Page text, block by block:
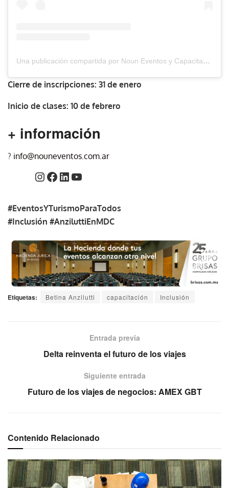
Una publicación compartida por Noun Eventos y Capacitación Ejecutiva (@nouneventos)
Cierre de inscripciones: 31 de enero
Inicio de clases: 10 de febrero
+ información
? info@nouneventos.com.ar
#EventosYTurismoParaTodos
#Inclusión #AnziluttiEnMDC
Etiquetas: Betina Anzilutti capacitación Inclusión
Entrada previa
Delta reinventa el futuro de los viajes
Siguiente entrada
Futuro de los viajes de negocios: AMEX GBT
Contenido Relacionado